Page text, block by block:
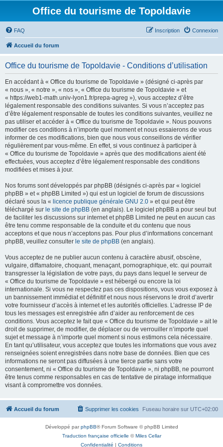
Office du tourisme de Topoldavie
FAQ Connexion
Inscription
Accueil du forum
Office du tourisme de Topoldavie - Conditions d’utilisation
En accédant à « Office du tourisme de Topoldavie » (désigné ci-après par
« nous », « notre », « nos », « Office du tourisme de Topoldavie » et
« https://web1-math.univ-lyon1.fr/prepa-agreg »), vous acceptez d’être
légalement responsable des conditions suivantes. Si vous n’acceptez pas
d’être légalement responsable de toutes les conditions suivantes, veuillez ne
pas utiliser et accéder à « Office du tourisme de Topoldavie ». Nous pouvons
modifier ces conditions à n’importe quel moment et nous essaierons de vous
informer de ces modifications, bien que nous vous conseillons de vérifier
régulièrement par vous-même. En effet, si vous continuez à participer à
« Office du tourisme de Topoldavie » après que des modifications aient été
effectuées, vous acceptez d’être légalement responsable des conditions
modifiées et mises à jour.
Nos forums sont développés par phpBB (désignés ci-après par « logiciel
phpBB » et « phpBB Limited ») qui est un logiciel de forum de discussions
déclaré sous la « licence publique générale GNU 2.0 » et qui peut être
téléchargé sur le site de phpBB (en anglais). Le logiciel phpBB a pour seul but
de faciliter les discussions sur internet et phpBB Limited ne peut en aucun cas
être tenu comme responsable de la conduite et du contenu que nous
acceptons et que nous n’acceptons pas. Pour plus d’informations concernant
phpBB, veuillez consulter le site de phpBB (en anglais).
Vous acceptez de ne publier aucun contenu à caractère abusif, obscène,
vulgaire, diffamatoire, choquant, menaçant, pornographique, etc. qui pourrait
transgresser la législation de votre pays, du pays dans lequel le serveur de
« Office du tourisme de Topoldavie » est hébergé ou encore la loi
internationale. Si vous ne respectez pas ces dispositions, vous vous exposez à
un bannissement immédiat et définitif et nous nous réservons le droit d’avertir
votre fournisseur d’accès à internet et les autorités officielles. L’adresse IP de
tous les messages est enregistrée afin d’aider au renforcement de ces
conditions. Vous acceptez le fait que « Office du tourisme de Topoldavie » ait le
droit de supprimer, de modifier, de déplacer ou de verrouiller n’importe quel
sujet et message à n’importe quel moment si nous estimons cela nécessaire.
En tant qu’utilisateur, vous acceptez que toutes les informations que vous avez
renseignées soient enregistrées dans notre base de données. Bien que ces
informations ne seront pas diffusées à une tierce partie sans votre
consentement, ni « Office du tourisme de Topoldavie », ni phpBB, ne pourront
être tenus comme responsables en cas de tentative de piratage informatique
visant à compromettre vos données.
Accueil du forum Fuseau horaire sur UTC+02:00
Supprimer les cookies
Développé parphpBB® Forum Software © phpBB Limited
Traduction française officielle ©Miles Cellar
Confidentialité | Conditions